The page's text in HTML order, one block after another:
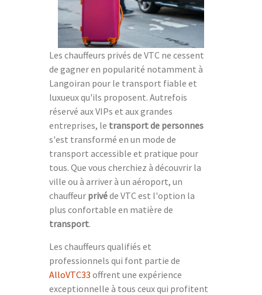
Les chauffeurs privés de VTC ne cessent
de gagner en popularité notamment à
Langoiran pour le transport fiable et
luxueux qu'ils proposent. Autrefois
réservé aux VIPs et aux grandes
entreprises, le transport de personnes
s'est transformé en un mode de
transport accessible et pratique pour
tous. Que vous cherchiez à découvrir la
ville ou à arriver à un aéroport, un
chauffeur privéde VTC est l'option la
plus confortable en matière de
transport.
Les chauffeurs qualifiés et
professionnels qui font partie de
AlloVTC33 offrent une expérience
exceptionnelle à tous ceux qui profitent